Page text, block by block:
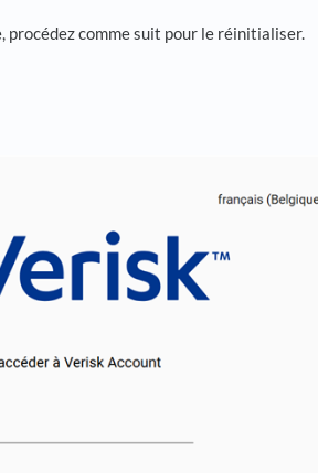
procédez comme suit pour le réinitialiser.